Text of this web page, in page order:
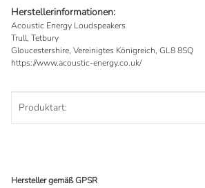
Herstellerinformationen:
Acoustic Energy Loudspeakers
Trull, Tetbury
Gloucestershire, Vereinigtes Königreich, GL8 8SQ
https://www.acoustic-energy.co.uk/
Produkteigenschaft
Wert
Produktart:
Hersteller gemäß GPSR